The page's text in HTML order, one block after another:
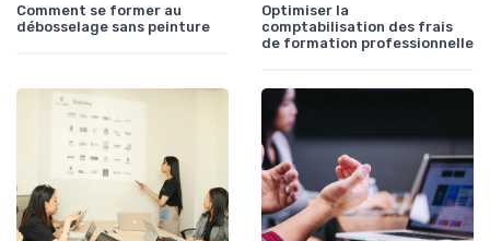
Comment se former au
débosselage sans peinture
Optimiser la
comptabilisation des frais
de formation professionnelle